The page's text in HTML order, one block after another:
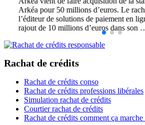
Arkéa pour 50 millions d’euros. Le
l’éditeur de solutions de paiement en
rajout de 10 millions d’euros dans son
Rachat de crédits
Rachat de crédits conso
Rachat de crédits professions libérales
Simulation rachat de crédits
Courtier rachat de crédits
Rachat de crédits comment ça marche